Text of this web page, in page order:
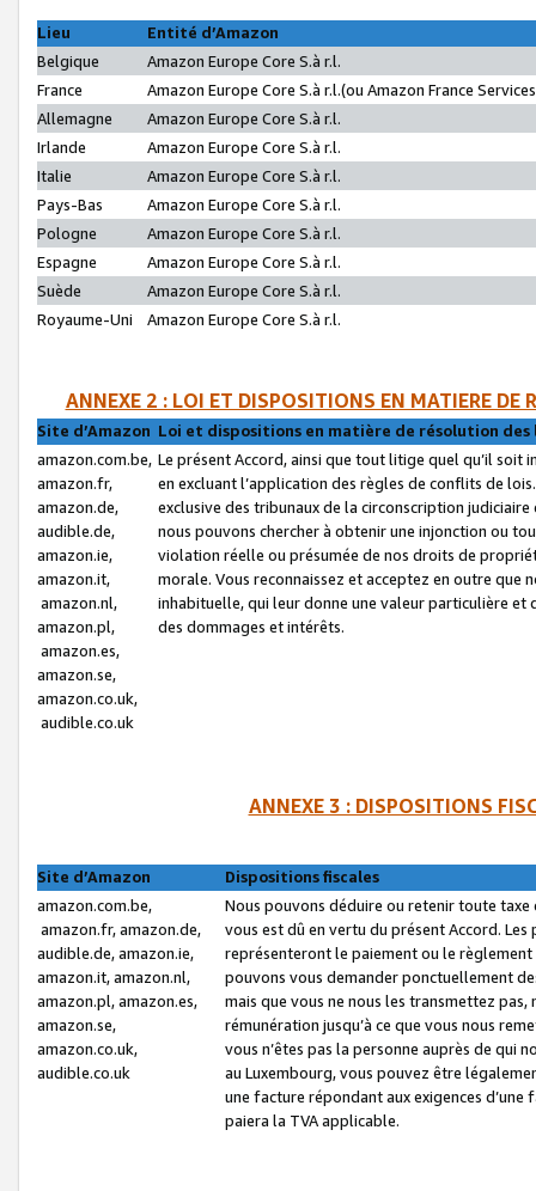
Lieu
Entité d’Amazon
Belgique
Amazon Europe Core S.à r.l.
France
Amazon Europe Core S.à r.l.(ou Amazon France
Allemagne
Amazon Europe Core S.à r.l.
Irlande
Amazon Europe Core S.à r.l.
Italie
Amazon Europe Core S.à r.l.
Pays-Bas
Amazon Europe Core S.à r.l.
Pologne
Amazon Europe Core S.à r.l.
Espagne
Amazon Europe Core S.à r.l.
Suède
Amazon Europe Core S.à r.l.
Royaume-Uni
Amazon Europe Core S.à r.l.
ANNEXE 2 : LOI ET DISPOSITIONS EN MATIERE DE
Site d’Amazon Loi et dispositions en matière de résolution
amazon.com.be,
amazon.fr,
amazon.de,
audible.de,
amazon.ie,
amazon.it,
amazon.nl,
amazon.pl,
amazon.es,
amazon.se,
amazon.co.uk,
audible.co.uk
Le présent Accord, ainsi que tout litige quel qu’il soit
en excluant l’application des règles de conflits de
exclusive des tribunaux de la circonscription
nous pouvons chercher à obtenir une injonction ou
violation réelle ou présumée de nos droits de
morale. Vous reconnaissez et acceptez en outre que
inhabituelle, qui leur donne une valeur particulière
des dommages et intérêts.
ANNEXE 3 : DISPOSITIONS
Site d’Amazon
Dispositions fiscales
amazon.com.be,
amazon.fr, amazon.de,
audible.de, amazon.ie,
amazon.it, amazon.nl,
amazon.pl, amazon.es,
amazon.se,
amazon.co.uk,
audible.co.uk
Nous pouvons déduire ou retenir toute
vous est dû en vertu du présent Accord.
représenteront le paiement ou le
pouvons vous demander ponctuellement
mais que vous ne nous les transmettez
rémunération jusqu’à ce que vous nous
vous n’êtes pas la personne auprès de qui
au Luxembourg, vous pouvez être
une facture répondant aux exigences
paiera la TVA applicable.